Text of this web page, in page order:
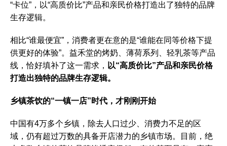
“卡位”，以“高质价比”产品和亲民价格打造出了独特的品牌
生存逻辑。
相比“谁最便宜”，消费者更在意的是“谁能在同等价格下提
供更好的体验”。益禾堂的烤奶、薄荷系列、轻乳茶等产品
线，恰好填补了这一需求， 以“高质价比”产品和亲民价格
打造出独特的品牌生存逻辑。
乡镇茶饮的“一镇一店”时代，才刚刚开始
中国有4万多个乡镇，除去人口过少、消费力不足的区
域，仍有超过万数的具备开店潜力的乡镇市场。目前，绝